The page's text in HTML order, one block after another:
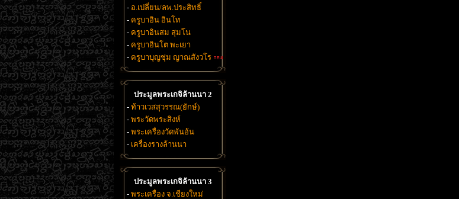
- อ.เปลี่ยน/ลพ.ประสิทธิ์
- ครูบาอิน อินโท
- ครูบาอินสม สุมโน
- ครูบาอินโต พะเยา
- ครูบาบุญชุ่ม ญาณสังวโร
ประมูลพระเกจิล้านนา 2
- ท้าวเวสสุวรรณ(ยักษ์)
- พระวัดพระสิงห์
- พระเครื่องวัดพันอ้น
- เครื่องรางล้านนา
ประมูลพระเกจิล้านนา 3
- พระเครื่อง จ.เชียงใหม่